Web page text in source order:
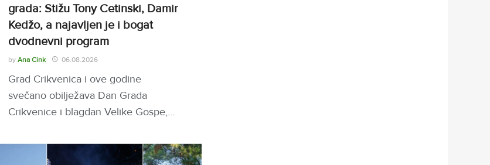
grada: Stižu Tony Cetinski, Damir
Kedžo, a najavljen je i bogat
dvodnevni program
by Ana Cink 06.08.2026
Grad Crikvenica i ove godine
svečano obilježava Dan Grada
Crikvenice i blagdan Velike Gospe,…